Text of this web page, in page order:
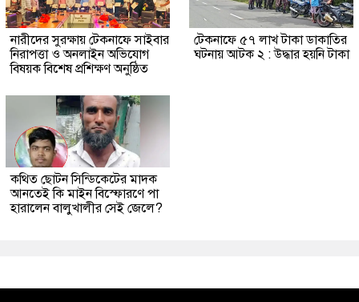
নারীদের সুরক্ষায় টেকনাফে সাইবার
নিরাপত্তা ও অনলাইন অভিযোগ
বিষয়ক বিশেষ প্রশিক্ষণ অনুষ্ঠিত
টেকনাফে ৫৭ লাখ টাকা ডাকাতির
ঘটনায় আটক ২ : উদ্ধার হয়নি টাকা
কথিত ছোটন সিন্ডিকেটের মাদক
আনতেই কি মাইন বিস্ফোরণে পা
হারালেন বালুখালীর সেই জেলে?